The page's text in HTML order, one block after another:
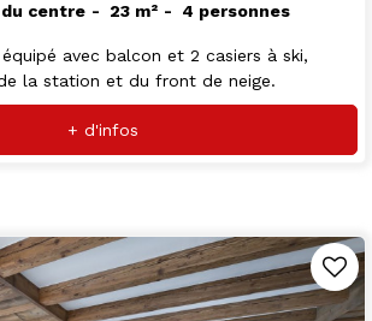
du centre 23 m² 4 personnes
avec balcon et 2 casiers à ski,
la station et du front de neige.
+ d'infos